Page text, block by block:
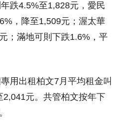
跌4.5%至1,828元，愛民
，降至1,509元；渥太華
；滿地可則下跌1.6%，平
用出租柏文7月平均租金叫
元。共管柏文按年下